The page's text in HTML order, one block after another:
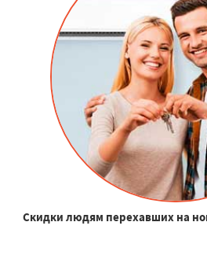
Скидки людям перехавших на